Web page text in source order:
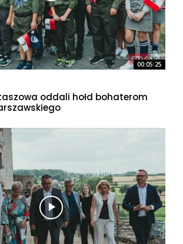
00:05:25
oddali hołd bohaterom